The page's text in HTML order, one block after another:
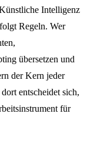
Intelligenz
Regeln. Wer
übersetzen und
der Kern jeder
entscheidet sich,
für